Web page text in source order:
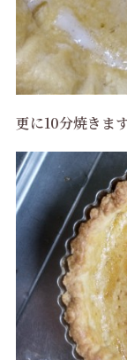
更に10分焼きま